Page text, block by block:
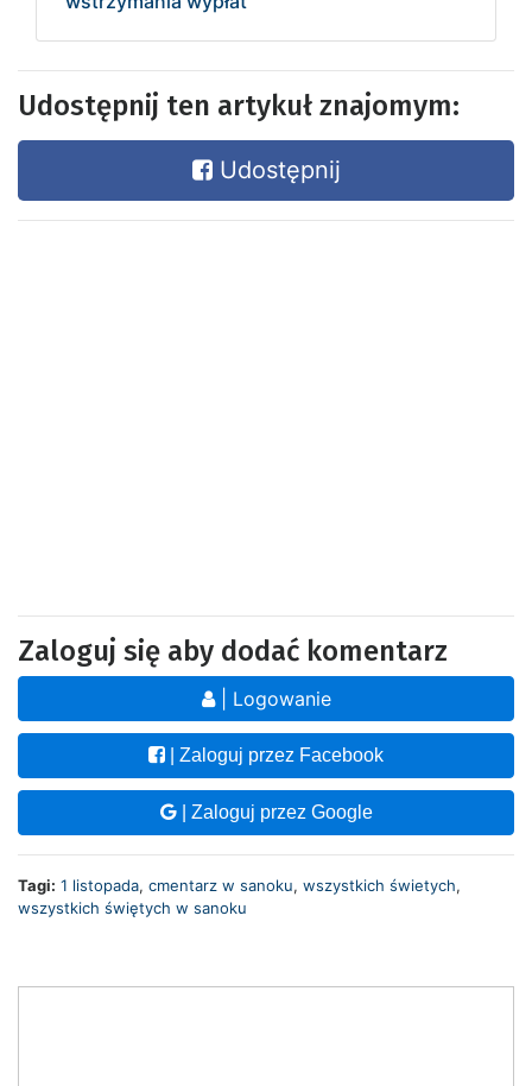
Udostępnij ten artykuł znajomym:
Udostępnij
Zaloguj się aby dodać komentarz
| Logowanie
| Zaloguj przez Facebook
| Zaloguj przez Google
Tagi: 1 listopada, cmentarz w sanoku, wszystkich świetych,
wszystkich świętych w sanoku